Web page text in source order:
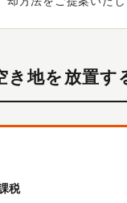
き地を放置す
税